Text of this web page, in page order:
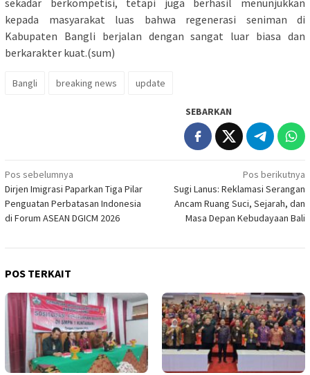
sekadar berkompetisi, tetapi juga berhasil menunjukkan
kepada masyarakat luas bahwa regenerasi seniman di
Kabupaten Bangli berjalan dengan sangat luar biasa dan
berkarakter kuat.(sum)
Bangli breaking news update
SEBARKAN
Navigasi
pos
Pos sebelumnya
Dirjen Imigrasi Paparkan Tiga Pilar
Penguatan Perbatasan Indonesia
di Forum ASEAN DGICM 2026
Pos berikutnya
Sugi Lanus: Reklamasi Serangan
Ancam Ruang Suci, Sejarah, dan
Masa Depan Kebudayaan Bali
POS TERKAIT